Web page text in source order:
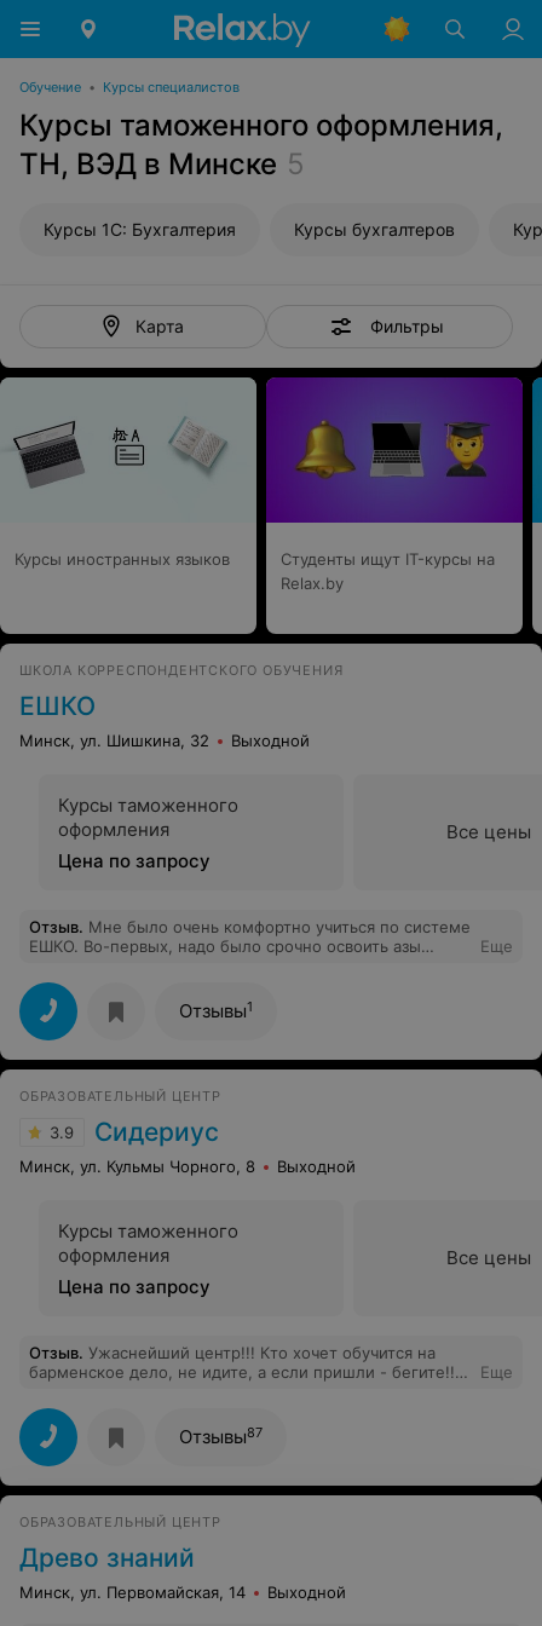
Обучение • Курсы специалистов
Курсы таможенного оформления,
ТН, ВЭД в Минске 5
Курсы 1С: Бухгалтерия Курсы бухгалтеров
Карта Фильтры
Курсы иностранных языков
Студенты ищут IT-курсы на
Relax.by
ШКОЛА КОРРЕСПОНДЕНТСКОГО ОБУЧЕНИЯ
ЕШКО
Минск, ул. Шишкина, 32 Выходной
Курсы таможенного
оформления
Цена по запросу
Все цены
Отзыв. Мне было очень комфортно учиться по системе
ЕШКО. Во-первых, надо было срочно освоить азы
меня не было. Во-вторых, очень доступно и интересно
изложен материал (польский - мой 3й иностранный ,
так что есть с чем сравнивать). В-третьих. понравилась
работа с удаленным преподавателем. Очень
современный подход.
Еще
Отзывы1
ОБРАЗОВАТЕЛЬНЫЙ ЦЕНТР
3.9 Сидериус
Минск, ул. Кульмы Чорного, 8 Выходной
Курсы таможенного
оформления
Цена по запросу
Все цены
Отзыв. Ужаснейший центр!!! Кто хочет обучится на
барменское дело, не идите, а если пришли - бегите!!!
60 коктейлей, которые можно в интернете прочитать,
ничего вживую не показывают,а
администратор(полная, черноволосая) - грубиянша
еще та...Все время переносят занятия, отходят от
темы, лучше сходила бы в кафе....А практика - это
вы работник, а не ученик...бегите!
Еще
Отзывы87
ОБРАЗОВАТЕЛЬНЫЙ ЦЕНТР
Древо знаний
Минск, ул. Первомайская, 14 Выходной